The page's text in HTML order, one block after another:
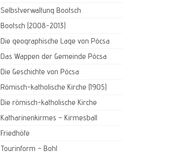
Selbstverwaltung Bootsch
Bootsch (2008-2013)
Die geographische Lage von Pócsa
Das Wappen der Gemeinde Pócsa
Die Geschichte von Pócsa
Römisch-katholische Kirche (1905)
Die römisch-katholische Kirche
Katharinenkirmes – Kirmesball
Friedhöfe
Tourinform – Bohl